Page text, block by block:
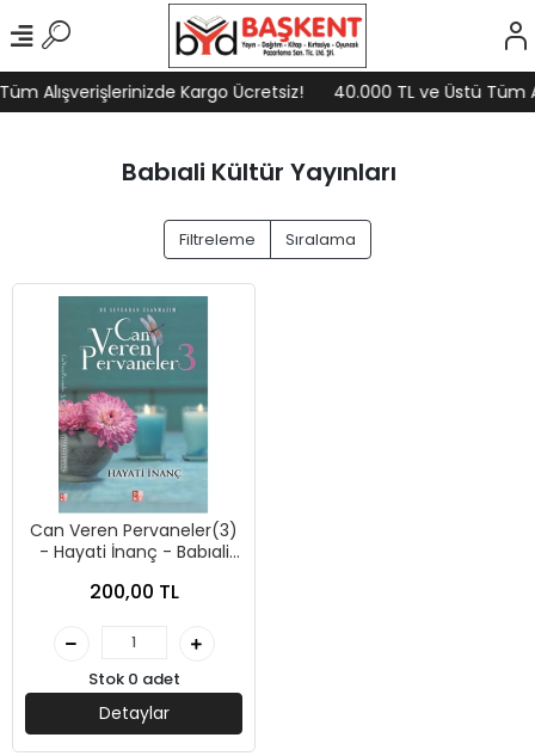
Alışverişlerinizde Kargo Ücretsiz! 40.000 TL ve Üstü Tüm
Babıali Kültür Yayınları
Filtreleme Sıralama
Can Veren Pervaneler(3)
- Hayati İnanç - Babıali
200,00 TL
Stok 0 adet
Detaylar